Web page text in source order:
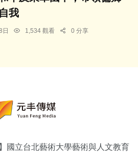
我
日 1,534 觀看 0 分享
國立台北藝術大學藝術與人文教育